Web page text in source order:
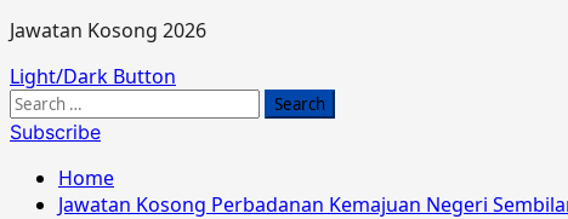
Jawatan Kosong 2026
Primary
Menu
Light/Dark Button
Search
for:
Subscribe
Home
Jawatan Kosong Perbadanan Kemajuan Negeri